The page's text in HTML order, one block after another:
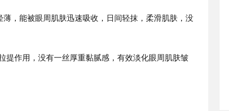
，能被眼周肌肤迅速吸收，日间轻抹，柔滑肌肤，没
提作用，没有一丝厚重黏腻感，有效淡化眼周肌肤皱